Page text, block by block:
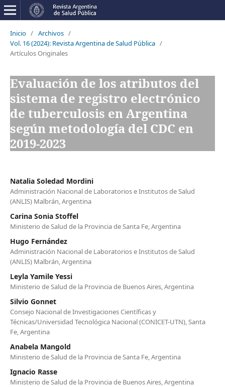
Inicio / Archivos /
Vol. 16 (2024): Revista Argentina de Salud Pública /
Artículos Originales
Evaluación de los atributos del
sistema de registro electrónico
de tuberculosis en Argentina
según metodología del CDC en
2019-2023
Natalia Soledad Mordini
Administración Nacional de Laboratorios e Institutos de Salud
(ANLIS) Malbrán, Argentina
Carina Sonia Stoffel
Ministerio de Salud de la Provincia de Santa Fe, Argentina
Hugo Fernández
Administración Nacional de Laboratorios e Institutos de Salud
(ANLIS) Malbrán, Argentina
Leyla Yamile Yessi
Ministerio de Salud de la Provincia de Buenos Aires, Argentina
Silvio Gonnet
Consejo Nacional de Investigaciones Científicas y
Técnicas/Universidad Tecnológica Nacional (CONICET-UTN), Santa
Fe, Argentina
Anabela Mangold
Ministerio de Salud de la Provincia de Santa Fe, Argentina
Ignacio Rasse
Ministerio de Salud de la Provincia de Buenos Aires, Argentina